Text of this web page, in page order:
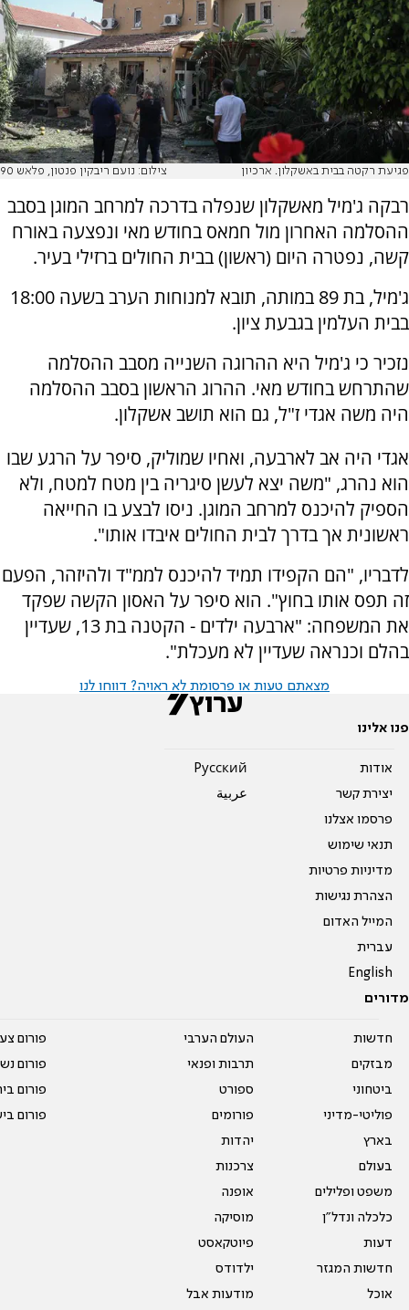
פגיעת רקטה בבית באשקלון. ארכיון צילום: נועם ריבקין פנטון, פלאש 90
רבקה ג'מיל מאשקלון שנפלה בדרכה למרחב המוגן בסבב
ההסלמה האחרון מול חמאס בחודש מאי ונפצעה באורח
קשה, נפטרה היום (ראשון) בבית החולים ברזילי בעיר.
ג'מיל, בת 89 במותה, תובא למנוחות הערב בשעה 18:00
בבית העלמין בגבעת ציון.
נזכיר כי ג'מיל היא ההרוגה השנייה מסבב ההסלמה
שהתרחש בחודש מאי. ההרוג הראשון בסבב ההסלמה
היה משה אגדי ז"ל, גם הוא תושב אשקלון.
אגדי היה אב לארבעה, ואחיו שמוליק, סיפר על הרגע שבו
הוא נהרג, "משה יצא לעשן סיגריה בין מטח למטח, ולא
הספיק להיכנס למרחב המוגן. ניסו לבצע בו החייאה
ראשונית אך בדרך לבית החולים איבדו אותו".
לדבריו, "הם הקפידו תמיד להיכנס לממ"ד ולהיזהר, הפעם
זה תפס אותו בחוץ". הוא סיפר על האסון הקשה שפקד
את המשפחה: "ארבעה ילדים - הקטנה בת 13, שעדיין
בהלם וכנראה שעדיין לא מעכלת".
מצאתם טעות או פרסומת לא ראויה? דווחו לנו
פנו אלינו
אודות
יצירת קשר
פרסמו אצלנו
תנאי שימוש
מדיניות פרטיות
הצהרת נגישות
המייל האדום
עברית
English
Pусский
عربية
מדורים
חדשות
מבזקים
ביטחוני
פוליטי-מדיני
בארץ
בעולם
משפט ופלילים
כלכלה ונדל"ן
דעות
חדשות המגזר
אוכל
העולם הערבי
תרבות ופנאי
ספורט
פורומים
יהדות
צרכנות
אופנה
מוסיקה
פיוטקאסט
ילדודס
מודעות אבל
פורום
פורום
פורום
פורום